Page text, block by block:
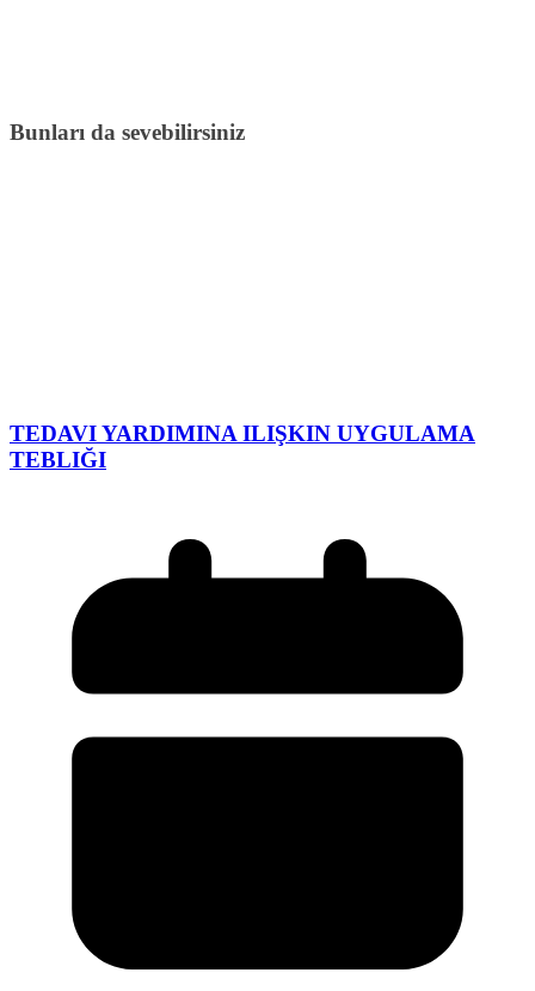
Bunları da sevebilirsiniz
TEDAVI YARDIMINA ILIŞKIN UYGULAMA
TEBLIĞI